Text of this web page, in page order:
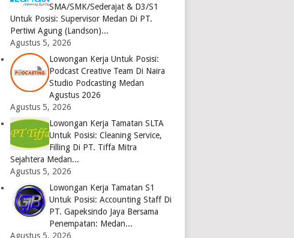
SMA/SMK/Sederajat & D3/S1
Untuk Posisi: Supervisor Medan Di PT.
Pertiwi Agung (Landson)...
Agustus 5, 2026
Lowongan Kerja Untuk Posisi:
Podcast Creative Team Di Naira
Studio Podcasting Medan
Agustus 2026
Agustus 5, 2026
Lowongan Kerja Tamatan SLTA
Untuk Posisi: Cleaning Service,
Filling Di PT. Tiffa Mitra
Sejahtera Medan...
Agustus 5, 2026
Lowongan Kerja Tamatan S1
Untuk Posisi: Accounting Staff Di
PT. Gapeksindo Jaya Bersama
Penempatan: Medan...
Agustus 5, 2026